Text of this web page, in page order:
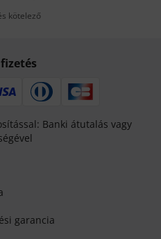
kötelező
Banki átutalás vagy
garancia